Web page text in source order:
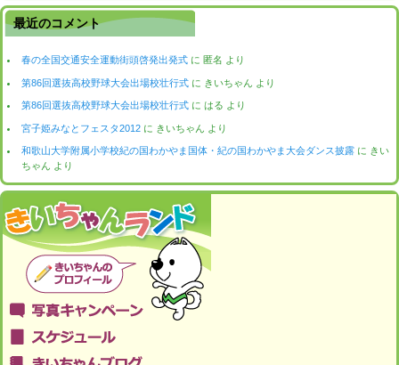
最近のコメント
春の全国交通安全運動街頭啓発出発式 に 匿名 より
第86回選抜高校野球大会出場校壮行式 に きいちゃん より
第86回選抜高校野球大会出場校壮行式 にはる より
宮子姫みなとフェスタ2012 に きいちゃん より
和歌山大学附属小学校紀の国わかやま国体・紀の国わかやま大会ダンス披露 に きい
ちゃん より